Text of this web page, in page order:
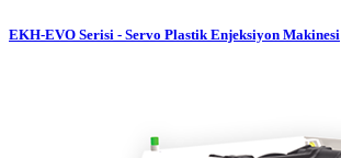
EKH-EVO Serisi - Servo Plastik Enjeksiyon Makinesi